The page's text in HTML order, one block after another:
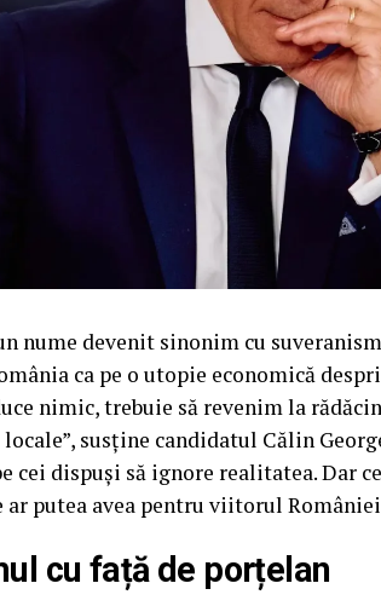
nume devenit sinonim cu
ca pe o utopie economică
nimic, trebuie să revenim la
susține candidatul Călin
cei dispuși să ignore realitatea. Dar
ar putea avea pentru viitorul
cu față de porțelan